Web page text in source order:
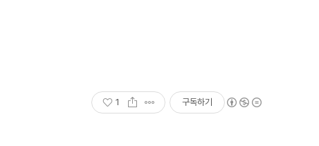
1 구독하기